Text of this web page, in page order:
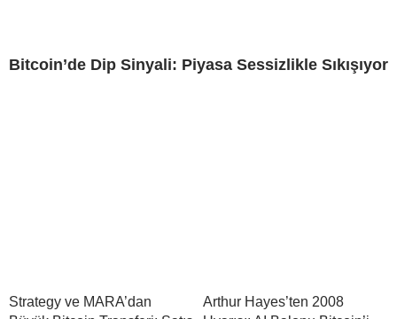
Bitcoin’de Dip Sinyali: Piyasa Sessizlikle Sıkışıyor
Strategy ve MARA’dan
Arthur Hayes’ten 2008